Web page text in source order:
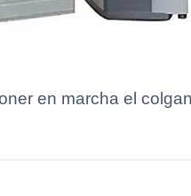
en marcha el